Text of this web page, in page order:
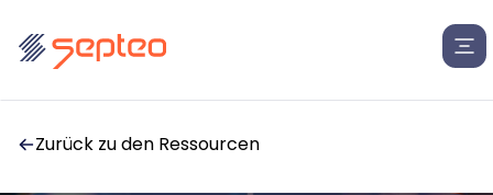
Zurück zu den Ressourcen